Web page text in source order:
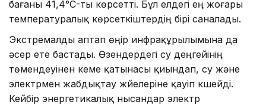
бағаны 41,4°C-ты көрсетті. Бұл елдегі ең жоғары
температуралық көрсеткіштердің бірі саналады.
Экстремалды аптап өңір инфрақұрылымына да
әсер ете бастады. Өзендердегі су деңгейінің
төмендеуінен кеме қатынасы қиындап, су және
электрмен жабдықтау жүйелеріне қауіп күшейді.
Кейбір энергетикалық нысандар электр